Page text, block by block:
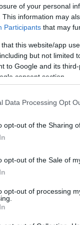
of your personal
This information may
Participants that may
that this website/app
but not limited
to Google and its
consent section.
Data Processing Opt
opt-out of the Sharing
opt-out of the Sale of
opt-out of processing
Ακολουθήστε
και μάθετε
που
απαραίτητα τον
Σε αντίθετη
το δικαίωμα